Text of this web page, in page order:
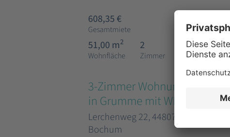
608,35 €
Gesamtmiete
51,00 m2
Wohnfläche
2
Zimmer
3-Zimmer Wohnung
in Grumme mit WBS
Lerchenweg 22, 44807
Bochum